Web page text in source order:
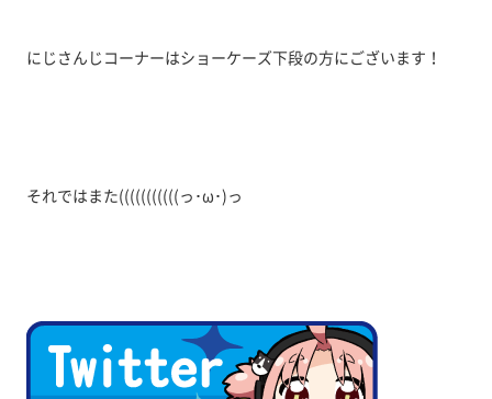
にじさんじコーナーはショーケーズ下段の方にございます！
それではまた(((((((((((っ･ω･)っ